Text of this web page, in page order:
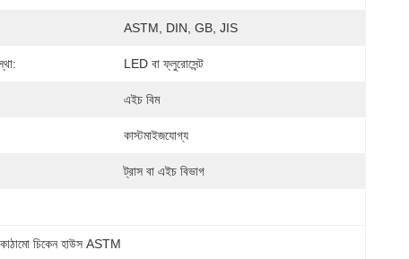
ASTM, DIN, GB, JIS
LED বা ফ্লুরোসেন্ট
এইচ বিম
কাস্টমাইজযোগ্য
ট্রাস বা এইচ বিভাগ
চিকেন হাউস ASTM